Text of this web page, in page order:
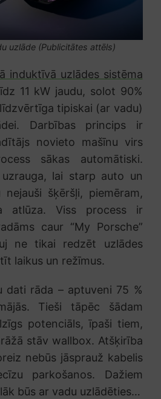
uzlāde (Publicitātes attēls)
induktīvā uzlādes sistēma
11 kW jaudu, solot 90%
tipiskai (ar vadu)
Darbības princips ir
novieto mašīnu virs
sākas automātiski.
lai starp auto un
nejauši šķēršļi, piemēram,
atlūza. Viss process ir
caur “My Porsche”
ne tikai redzēt uzlādes
laikus un režīmus.
dati rāda – aptuveni 75 %
Tieši tāpēc šādam
potenciāls, īpaši tiem,
stāv wallbox. Atšķirība
nebūs jāsprauž kabelis
parkošanos. Dažiem
būs ar vadu uzlādēties…